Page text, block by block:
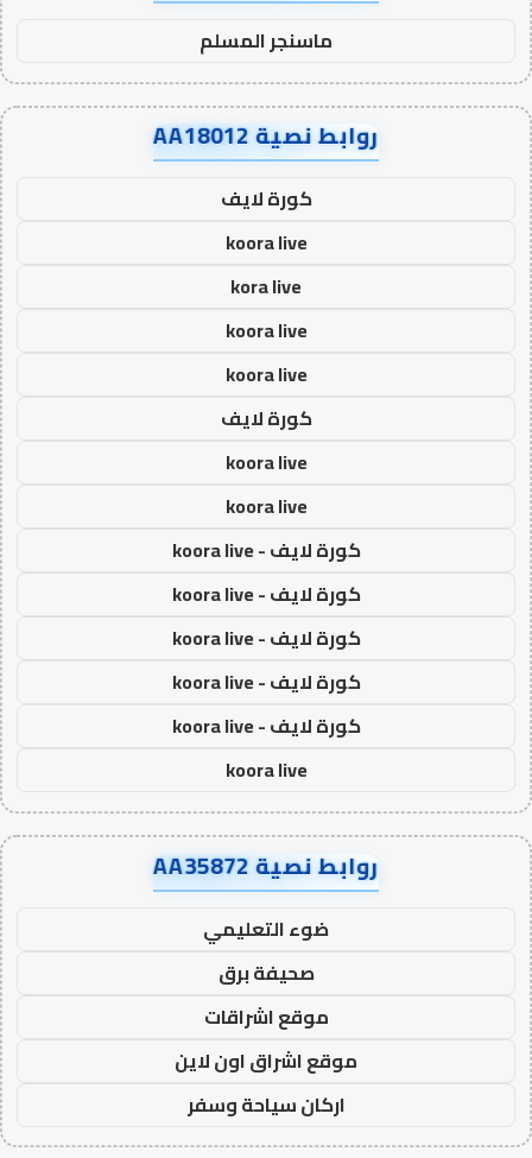
ماسنجر المسلم
روابط نصية AA18012
كورة لايف
koora live
kora live
koora live
koora live
كورة لايف
koora live
koora live
كورة لايف - koora live
كورة لايف - koora live
كورة لايف - koora live
كورة لايف - koora live
كورة لايف - koora live
koora live
روابط نصية AA35872
ضوء التعليمي
صحيفة برق
موقع اشراقات
موقع اشراق اون لاين
اركان سياحة وسفر